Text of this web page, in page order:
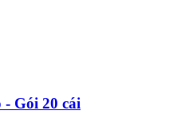
Gói 20 cái